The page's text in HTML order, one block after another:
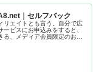
｜セルフバック
リエイトとも言う。自分で広
ビスにお申込みをすると、
、メディア会員限定のお得